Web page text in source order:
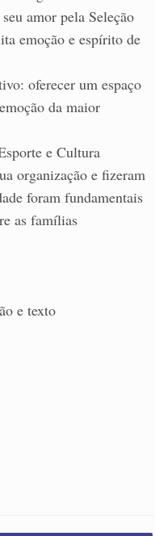
amor pela Seleção
emoção e espírito de
oferecer um espaço
da maior
e Cultura
organização e fizeram
foram fundamentais
as famílias